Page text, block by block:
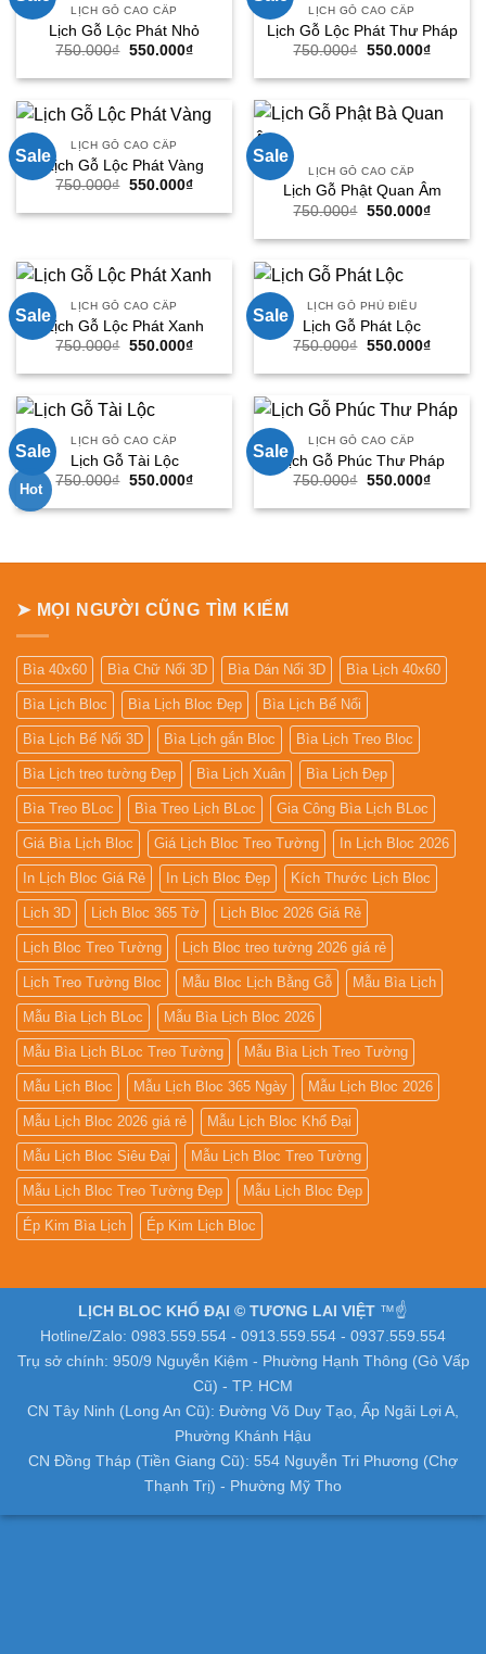
LỊCH GỖ CAO CẤP
Lịch Gỗ Lộc Phát Nhỏ
750.000₫ Giá
là:
550.000₫Giá
tại
550.000₫.
LỊCH GỖ CAO CẤP
Lịch Gỗ Lộc Phát Thư Pháp
750.000₫ Giá
là:
550.000₫Giá
tại
Sale
LỊCH GỖ CAO CẤP
Lịch Gỗ Lộc Phát Vàng
750.000₫ Giá
là:
550.000₫Giá
tại
550.000₫.
Sale
LỊCH GỖ CAO CẤP
Lịch Gỗ Phật Quan Âm
750.000₫ Giá
là:
550.000₫Giá
tại
Sale
LỊCH GỖ CAO CẤP
Lịch Gỗ Lộc Phát Xanh
750.000₫ Giá
là:
550.000₫Giá
tại
550.000₫.
Sale
LỊCH GỖ PHÙ ĐIÊU
Lịch Gỗ Phát Lộc
750.000₫ Giá
là:
550.000₫Giá
tại
Sale
Hot
LỊCH GỖ CAO CẤP
Lịch Gỗ Tài Lộc
750.000₫ Giá
là:
550.000₫Giá
tại
Sale
LỊCH GỖ CAO CẤP
Lịch Gỗ Phúc Thư Pháp
750.000₫ Giá
là:
550.000₫Giá
tại
➤ MỌI NGƯỜI CŨNG TÌM KIẾM
Bìa 40x60 Bìa Chữ Nổi 3D Bìa Dán Nổi 3D Bìa Lịch 40x60
Bìa Lịch Bloc Bìa Lịch Bloc Đẹp Bìa Lịch Bế Nổi
Bìa Lịch Bế Nổi 3D Bìa Lịch gắn Bloc Bìa Lịch Treo Bloc
Bìa Lịch treo tường Đẹp Bìa Lịch Xuân Bìa Lịch Đẹp
Bìa Treo BLoc Bìa Treo Lịch BLoc Gia Công Bìa Lịch BLoc
Giá Bìa Lịch Bloc Giá Lịch Bloc Treo Tường In Lịch Bloc 2026
In Lịch Bloc Giá Rẻ In Lịch Bloc Đẹp Kích Thước Lịch Bloc
Lịch 3D Lịch Bloc 365 Tờ Lịch Bloc 2026 Giá Rẻ
Lịch Bloc Treo Tường Lịch Bloc treo tường 2026 giá rẻ
Lịch Treo Tường Bloc Mẫu Bloc Lịch Bằng Gỗ Mẫu Bìa Lịch
Mẫu Bìa Lịch BLoc Mẫu Bìa Lịch Bloc 2026
Mẫu Bìa Lịch BLoc Treo Tường Mẫu Bìa Lịch Treo Tường
Mẫu Lịch Bloc Mẫu Lịch Bloc 365 Ngày Mẫu Lịch Bloc 2026
Mẫu Lịch Bloc 2026 giá rẻ Mẫu Lịch Bloc Khổ Đại
Mẫu Lịch Bloc Siêu Đại Mẫu Lịch Bloc Treo Tường
Mẫu Lịch Bloc Treo Tường Đẹp Mẫu Lịch Bloc Đẹp
Ép Kim Bìa Lịch Ép Kim Lịch Bloc
LỊCH BLOC KHỔ ĐẠI © TƯƠNG LAI VIỆT ™☝️
Hotline/Zalo: 0983.559.554 - 0913.559.554 - 0937.559.554
Trụ sở chính: 950/9 Nguyễn Kiệm - Phường Hạnh Thông (Gò Vấp
Cũ) - TP. HCM
CN Tây Ninh (Long An Cũ): Đường Võ Duy Tạo, Ấp Ngãi Lợi A,
Phường Khánh Hậu
CN Đồng Tháp (Tiền Giang Cũ): 554 Nguyễn Tri Phương (Chợ
Thạnh Trị) - Phường Mỹ Tho